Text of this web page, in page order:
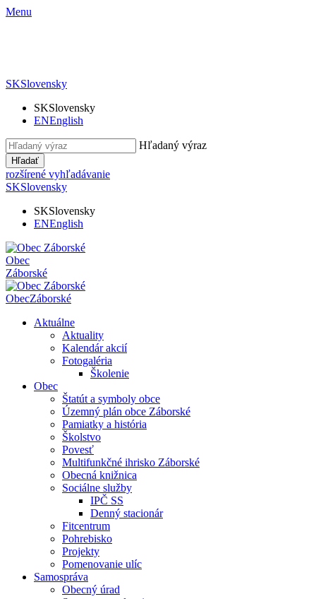
Menu
SKSlovensky
SKSlovensky
ENEnglish
Hľadaný výraz
Hľadať
rozšírené vyhľadávanie
SKSlovensky
SKSlovensky
ENEnglish
Obec
Záborské
ObecZáborské
Aktuálne
Aktuality
Kalendár akcií
Fotogaléria
Školenie
Obec
Štatút a symboly obce
Územný plán obce Záborské
Pamiatky a história
Školstvo
Povesť
Multifunkčné ihrisko Záborské
Obecná knižnica
Sociálne služby
IPČ SS
Denný stacionár
Fitcentrum
Pohrebisko
Projekty
Pomenovanie ulíc
Samospráva
Obecný úrad